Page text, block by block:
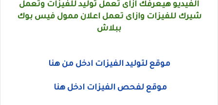
الفيديو هيعرفك ازاى تعمل توليد للفيزات وتعمل
شيرك للفيزات وازاى تعمل اعلان ممول فيس بوك
ببلاش
موقع لتوليد الفيزات ادخل من هنا
موقع لفحص الفيزات ادخل هنا